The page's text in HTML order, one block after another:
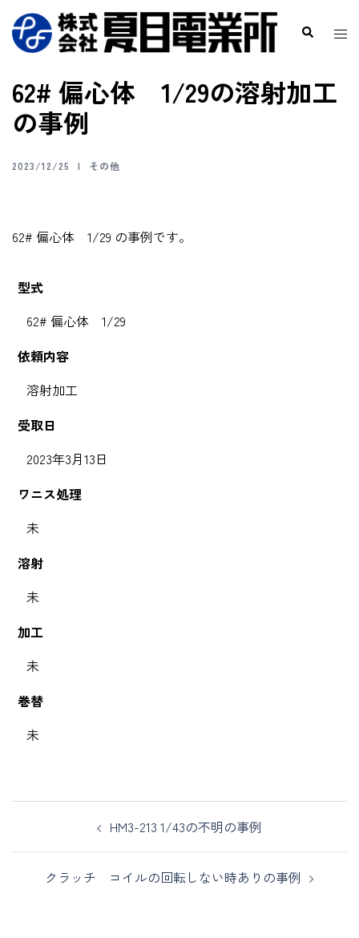
62# 偏心体 1/29の溶射加工
の事例
2023/12/25 その他
62# 偏心体 1/29 の事例です。
型式
62# 偏心体 1/29
依頼内容
溶射加工
受取日
2023年3月13日
ワニス処理
未
溶射
未
加工
未
巻替
未
HM3-213 1/43の不明の事例
クラッチ コイルの回転しない時ありの事例